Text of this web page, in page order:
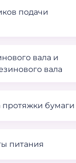
подачи
вала и
вала
протяжки бумаги
питания